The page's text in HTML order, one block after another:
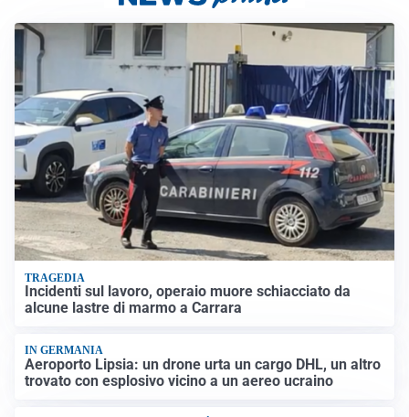
TRAGEDIA
Incidenti sul lavoro, operaio muore schiacciato da
alcune lastre di marmo a Carrara
IN GERMANIA
Aeroporto Lipsia: un drone urta un cargo DHL, un altro
trovato con esplosivo vicino a un aereo ucraino